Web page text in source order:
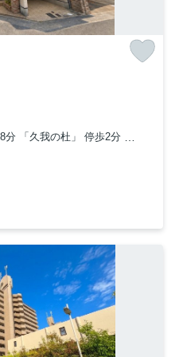
分 「久我の杜」 停歩2分